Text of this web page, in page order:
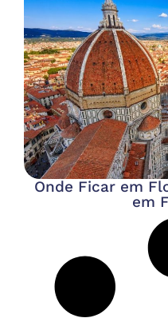
Onde Ficar em
em